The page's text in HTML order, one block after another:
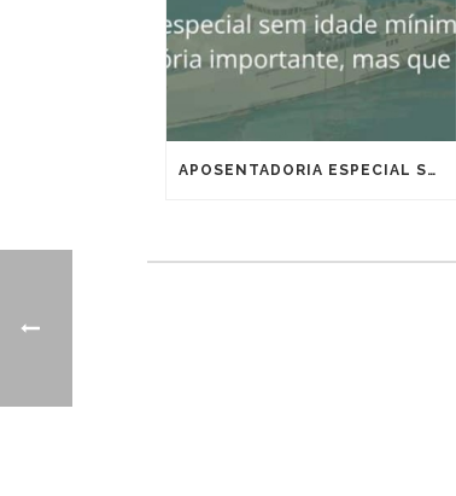
APOSENTADORIA ESPECIAL SEM IDADE MÍNIMA PARA MARÍTIMOS E OFFSHORE: VITÓRIA IMPORTANTE, MAS QUE EXIGE ESTRATÉGIA